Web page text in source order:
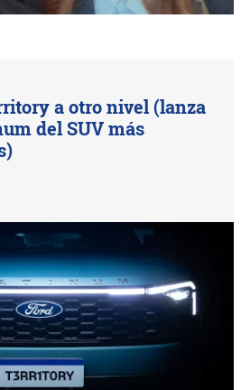
a otro nivel (lanza
del SUV más